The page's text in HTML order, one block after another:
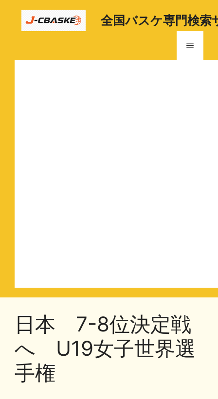
全国バスケ専門検索
メ
日本 7-8位決定戦
へ U19女子世界選
手権